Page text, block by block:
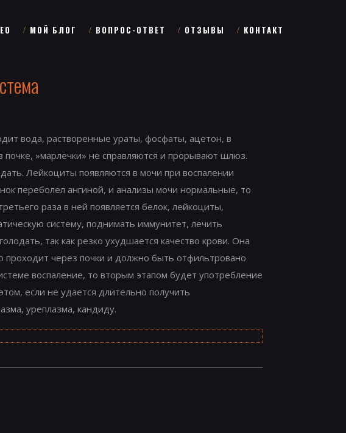
МОЙ БЛОГ ВОПРОС-ОТВЕТ ОТЗЫВЫ КОНТАКТ
вода, растворенные ураты, фосфаты, ацетон, в
»марлечки» не справляются и прорывают шлюз.
Лейкоциты появляются в мочи при воспалении
переболел ангиной, и анализы мочи нормальные, то
раза в ней появляется белок, лейкоциты,
систему, поднимать иммунитет, лечить
так как резко ухудшается качество крови. Она
проходит через почки и должно быть отфильтровано
воспаление, то вторым этапом будет употребление
если не удается длительно получить
уреплазма, кандиду.